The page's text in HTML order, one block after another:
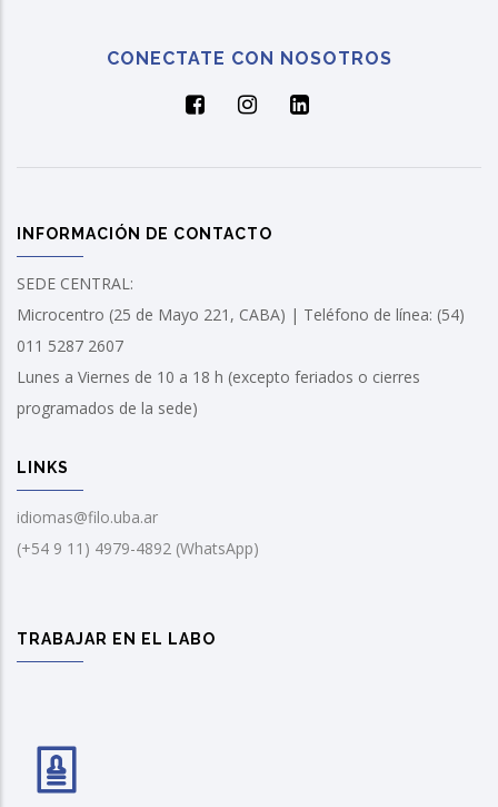
CONECTATE CON NOSOTROS
INFORMACIÓN DE CONTACTO
SEDE CENTRAL:
Microcentro (25 de Mayo 221, CABA) | Teléfono de línea: (54)
011 5287 2607
Lunes a Viernes de 10 a 18 h (excepto feriados o cierres
programados de la sede)
LINKS
idiomas@filo.uba.ar
(+54 9 11) 4979-4892 (WhatsApp)
TRABAJAR EN EL LABO